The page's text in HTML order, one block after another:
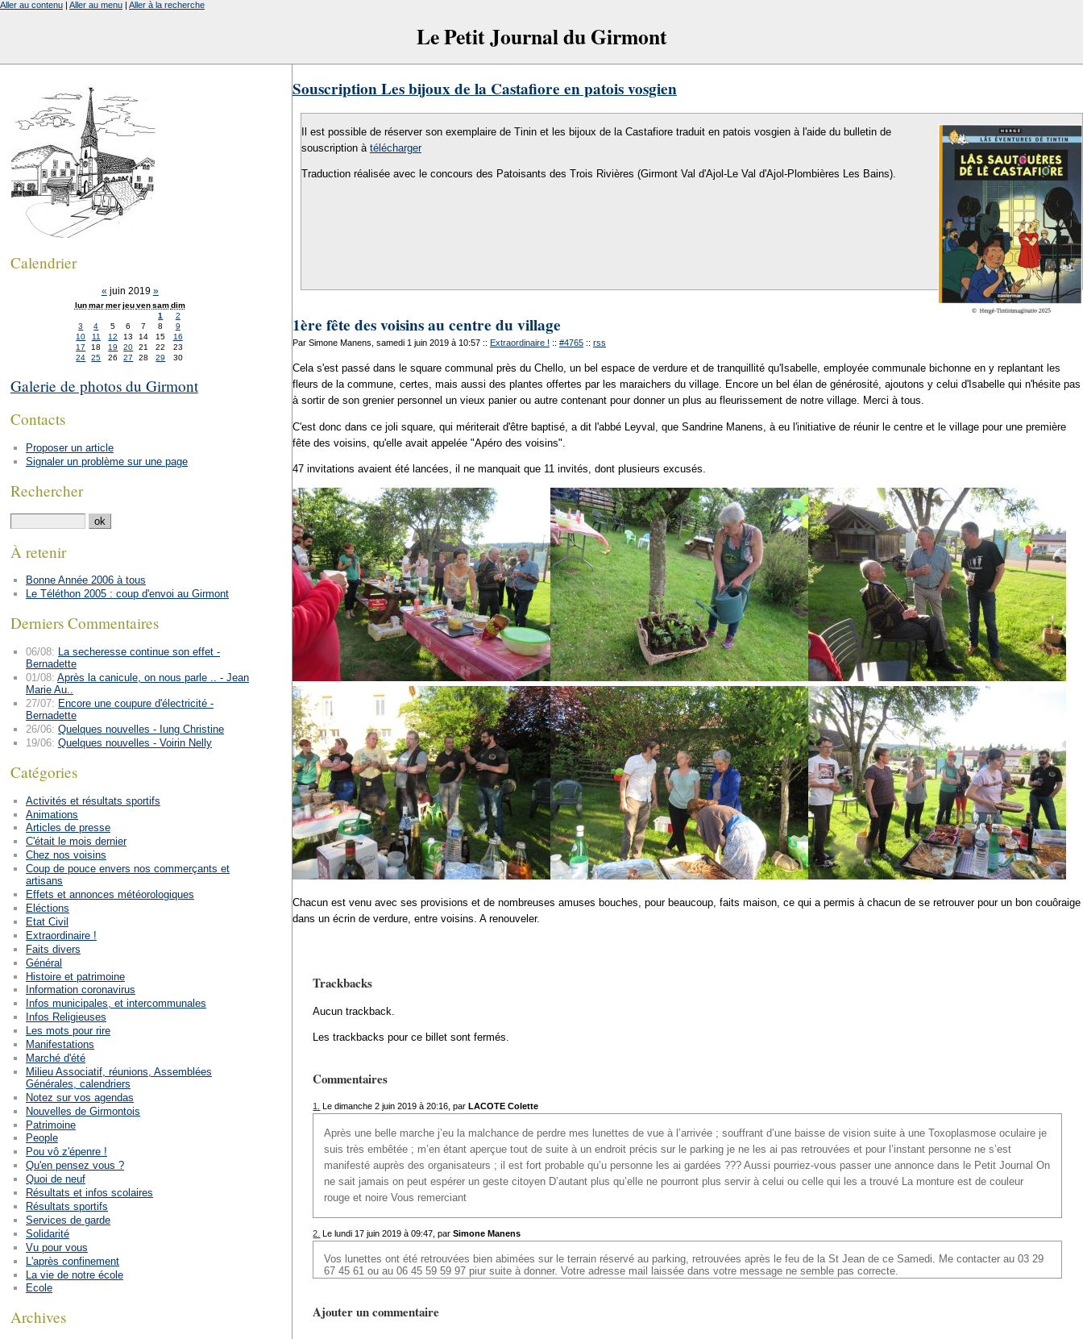
Le Petit Journal du Girmont
Aller au contenu | Aller au menu | Aller à la recherche
Souscription Les bijoux de la Castafiore en patois vosgien
Il est possible de réserver son exemplaire de Tinin et les bijoux de la Castafiore traduit en patois vosgien à l'aide du bulletin de
souscription à télécharger
Traduction réalisée avec le concours des Patoisants des Trois Rivières (Girmont Val d'Ajol-Le Val d'Ajol-Plombières Les Bains).
1ère fête des voisins au centre du village
Par Simone Manens, samedi 1 juin 2019 à 10:57 :: Extraordinaire ! :: #4765 :: rss
Cela s'est passé dans le square communal près du Chello, un bel espace de verdure et de tranquillité qu'Isabelle, employée communale bichonne en y replantant les
fleurs de la commune, certes, mais aussi des plantes offertes par les maraichers du village. Encore un bel élan de générosité, ajoutons y celui d'Isabelle qui n'hésite pas
à sortir de son grenier personnel un vieux panier ou autre contenant pour donner un plus au fleurissement de notre village. Merci à tous.
C'est donc dans ce joli square, qui mériterait d'être baptisé, a dit l'abbé Leyval, que Sandrine Manens, à eu l'initiative de réunir le centre et le village pour une première
fête des voisins, qu'elle avait appelée "Apéro des voisins".
47 invitations avaient été lancées, il ne manquait que 11 invités, dont plusieurs excusés.
Chacun est venu avec ses provisions et de nombreuses amuses bouches, pour beaucoup, faits maison, ce qui a permis à chacun de se retrouver pour un bon couôraige
dans un écrin de verdure, entre voisins. A renouveler.
Trackbacks
Aucun trackback.
Les trackbacks pour ce billet sont fermés.
Commentaires
1. Le dimanche 2 juin 2019 à 20:16, par LACOTE Colette
Après une belle marche j’eu la malchance de perdre mes lunettes de vue à l’arrivée ; souffrant d’une baisse de vision suite à une Toxoplasmose oculaire je
suis très embêtée ; m’en étant aperçue tout de suite à un endroit précis sur le parking je ne les ai pas retrouvées et pour l’instant personne ne s’est
manifesté auprès des organisateurs ; il est fort probable qu’u personne les ai gardées ??? Aussi pourriez-vous passer une annonce dans le Petit Journal On
ne sait jamais on peut espérer un geste citoyen D’autant plus qu’elle ne pourront plus servir à celui ou celle qui les a trouvé La monture est de couleur
rouge et noire Vous remerciant
2. Le lundi 17 juin 2019 à 09:47, parSimone Manens
Vos lunettes ont été retrouvées bien abimées sur le terrain réservé au parking, retrouvées après le feu de la St Jean de ce Samedi. Me contacter au 03 29
67 45 61 ou au 06 45 59 59 97 piur suite à donner. Votre adresse mail laissée dans votre message ne semble pas correcte.
Ajouter un commentaire
Calendrier
« juin 2019 »
lun mar mer jeu ven sam dim
1
2
3
4 5 6 7 8
9
10
11 12 13 14 15
16
17
18 19 20 21 22
23
24
25 26 27 28 29 30
Galerie de photos du Girmont
Contacts
Proposer un article
Signaler un problème sur une page
Rechercher
À retenir
Bonne Année 2006 à tous
Le Téléthon 2005 : coup d'envoi au Girmont
Derniers Commentaires
06/08: La secheresse continue son effet -
Bernadette
01/08: Après la canicule, on nous parle .. - Jean
Marie Au..
27/07: Encore une coupure d'électricité -
Bernadette
26/06: Quelques nouvelles - Iung Christine
19/06: Quelques nouvelles - Voirin Nelly
Catégories
Activités et résultats sportifs
Animations
Articles de presse
C'était le mois dernier
Chez nos voisins
Coup de pouce envers nos commerçants et
artisans
Effets et annonces météorologiques
Eléctions
Etat Civil
Extraordinaire !
Faits divers
Général
Histoire et patrimoine
Information coronavirus
Infos municipales, et intercommunales
Infos Religieuses
Les mots pour rire
Manifestations
Marché d'été
Milieu Associatif, réunions, Assemblées
Générales, calendriers
Notez sur vos agendas
Nouvelles de Girmontois
Patrimoine
People
Pou vô z'épenre !
Qu'en pensez vous ?
Quoi de neuf
Résultats et infos scolaires
Résultats sportifs
Services de garde
Solidarité
Vu pour vous
L'après confinement
La vie de notre école
Ecole
Archives